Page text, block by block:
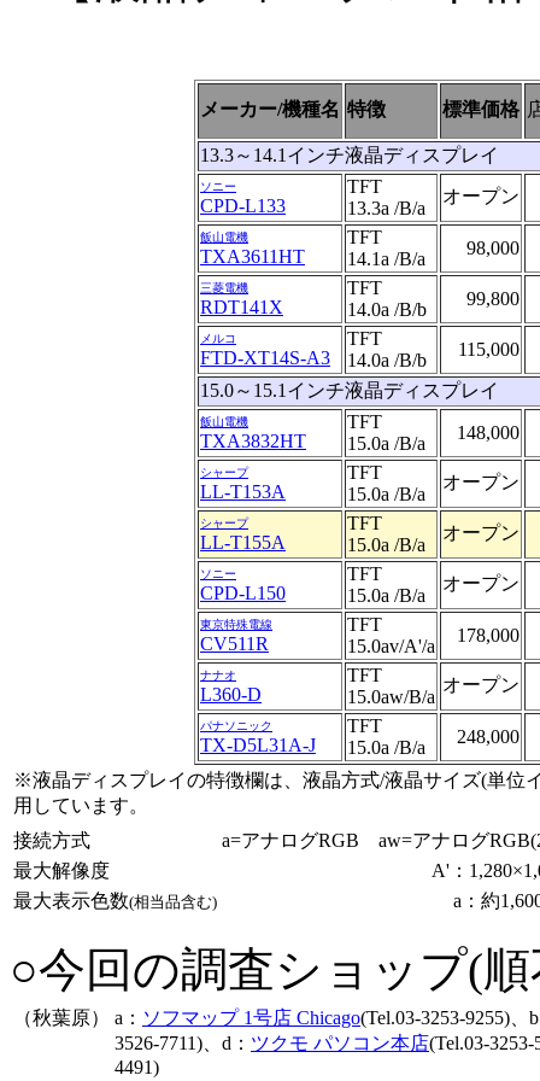
メーカー/機種名 特徴 標準価格
13.3～14.1インチ液晶ディスプレイ
ソニー
CPD-L133
TFT
13.3a /B/a
オープン
飯山電機
TXA3611HT
TFT
14.1a /B/a
98,000
三菱電機
RDT141X
TFT
14.0a /B/b
99,800
メルコ
FTD-XT14S-A3
TFT
14.0a /B/b
115,000
15.0～15.1インチ液晶ディスプレイ
飯山電機
TXA3832HT
TFT
15.0a /B/a
148,000
シャープ
LL-T153A
TFT
15.0a /B/a
オープン
シャープ
LL-T155A
TFT
15.0a /B/a
オープン
ソニー
CPD-L150
TFT
15.0a /B/a
オープン
東京特殊電線
CV511R
TFT
15.0av/A'/a
178,000
ナナオ
L360-D
TFT
15.0aw/B/a
オープン
パナソニック
TX-D5L31A-J
TFT
15.0a /B/a
248,000
※液晶ディスプレイの特徴欄は、液晶方式/液晶サイズ(単位
用しています。
接続方式
a=アナログRGB aw=アナログ
最大解像度
A'：
最大表示色数(相当品含む) a：約
○今回の調査ショップ(
（秋葉原） a： ソフマップ 1号店 Chicago(Tel.03-3253-9255)、
3526-7711)、d： ツクモ パソコン本店(Tel.03-
4491)